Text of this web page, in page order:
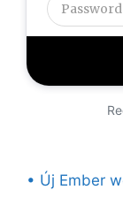
• Új Ember